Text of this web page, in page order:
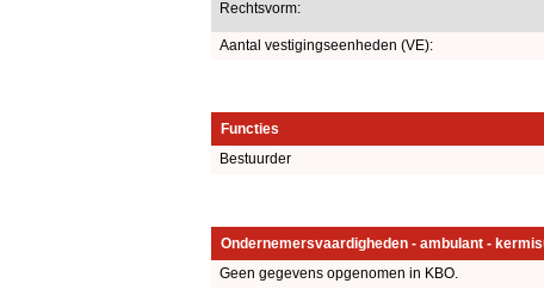
Rechtsvorm:
Aantal vestigingseenheden (VE):
Functies
Bestuurder
Ondernemersvaardigheden - ambulant -
Geen gegevens opgenomen in KBO.